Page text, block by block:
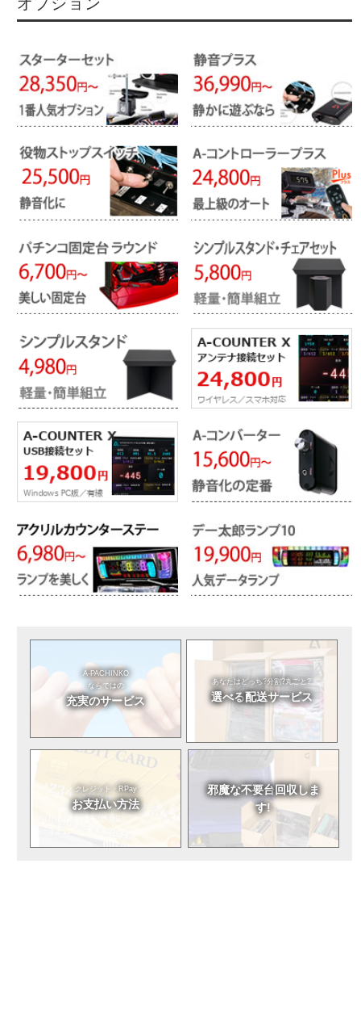
A-PACHINKO
ならではの
充実のサービス
あなたはどっち?分割?丸ごと?
選べる配送サービス
クレジット・RPay
お支払い方法
邪魔な不要台回収しま
す!